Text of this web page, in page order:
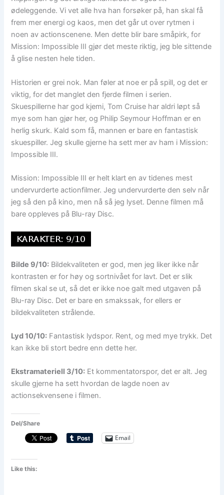
ødeleggende. Vi vet alle hva han forsøker på, han skal få
frem mer energi og kaos, men det går ut over rytmen i
noen av actionscenene. Men dette blir bare småpirk, for
Mission: Impossible III gjør det meste riktig, jeg ble sittende
å glise nesten hele tiden.
Historien er grei nok. Man føler at noe er på spill, og det er
viktig, for det manglet den fjerde filmen i serien.
Skuespillerne har god kjemi, Tom Cruise har aldri løpt så
mye som han gjør her, og Philip Seymour Hoffman er en
herlig skurk. Kald som få, mannen er bare en fantastisk
skuespiller. Jeg skulle gjerne ha sett mer av ham i Mission:
Impossible III.
Mission: Impossible III er helt klart en av tidenes mest
undervurderte actionfilmer. Jeg undervurderte den selv når
jeg så den på kino, men nå så jeg lyset. Denne filmen må
bare oppleves på Blu-ray Disc.
Bilde 9/10: Bildekvaliteten er god, men jeg liker ikke når
kontrasten er for høy og sortnivået for lavt. Det er slik
filmen skal se ut, så det er ikke noe galt med utgaven på
Blu-ray Disc. Det er bare en smakssak, for ellers er
bildekvaliteten strålende.
Lyd 10/10: Fantastisk lydspor. Rent, og med mye trykk. Det
kan ikke bli stort bedre enn dette her.
Ekstramateriell 3/10: Et kommentatorspor, det er alt. Jeg
skulle gjerne ha sett hvordan de lagde noen av
actionsekvensene i filmen.
Del/Share
Email
Like this: